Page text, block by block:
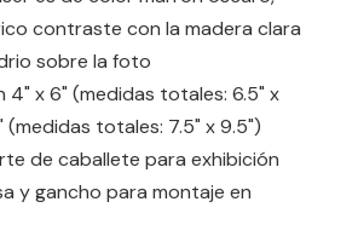
contraste con la madera clara
sobre la foto
4" x 6" (medidas totales: 6.5" x
(medidas totales: 7.5" x 9.5")
de caballete para exhibición
y gancho para montaje en